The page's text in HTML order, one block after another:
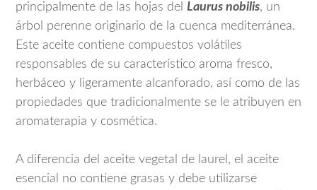
principalmente de las hojas del Laurus nobilis, un
árbol perenne originario de la cuenca mediterránea.
Este aceite contiene compuestos volátiles
responsables de su característico aroma fresco,
herbáceo y ligeramente alcanforado, así como de las
propiedades que tradicionalmente se le atribuyen en
aromaterapia y cosmética.
A diferencia del aceite vegetal de laurel, el aceite
esencial no contiene grasas y debe utilizarse